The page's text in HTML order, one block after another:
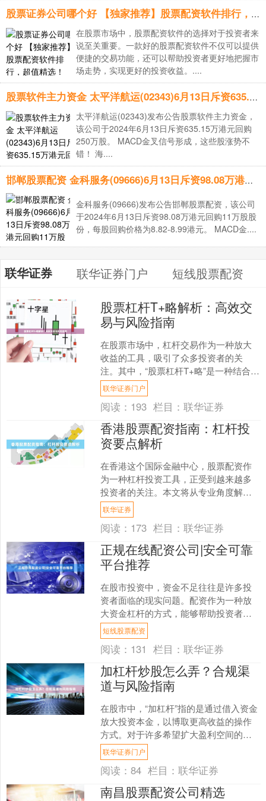
股票证券公司哪个好 【独家推荐】股票配资软件排行，超值精选！
在股票市场中，股票配资软件的选择对于投资者来
说至关重要。一款好的股票配资软件不仅可以提供
便捷的交易功能，还可以帮助投资者更好地把握市
场走势，实现更好的投资收益。....
股票软件主力资金 太平洋航运(02343)6月13日斥资635.15万港元回购250万股
太平洋航运(02343)发布公告股票软件主力资金，
该公司于2024年6月13日斥资635.15万港元回购
250万股。 MACD金叉信号形成，这些股涨势不
错！ 海....
邯郸股票配资 金科服务(09666)6月13日斥资98.08万港元回购11万股
金科服务(09666)发布公告邯郸股票配资，该公司
于2024年6月13日斥资98.08万港元回购11万股股
份，每股回购价格为8.82-8.99港元。 MACD金....
联华证券 联华证券门户 短线股票配资
股票杠杆T+略解析：高效交
易与风险指南
在股票市场中，杠杆交易作为一种放大
收益的工具，吸引了众多投资者的关
注。其中，“股票杠杆T+略”是一种结合杠
杆与T+0（当日回转交易）理念的操作策
略，旨在提高资金....
联华证券门户
阅读： 193 栏目：联华证券
香港股票配资指南：杠杆投
资要点解析
在香港这个国际金融中心，股票配资作
为一种杠杆投资工具，正受到越来越多
投资者的关注。本文将从专业角度解析
香港股票配资的核心要点，帮助投资者
更好地理解这一投资方式。....
联华证券
阅读： 173 栏目：联华证券
正规在线配资公司|安全可靠
平台推荐
在股市投资中，资金不足往往是许多投
资者面临的现实问题。配资作为一种放
大资金杠杆的方式，能够帮助投资者在
行情向好时获得更高的收益。然而，市
场上配资平台鱼龙混杂，如....
短线股票配资
阅读： 131 栏目：联华证券
加杠杆炒股怎么弄？合规渠
道与风险指南
在股市中，“加杠杆”指的是通过借入资金
放大投资本金，以博取更高收益的操作
方式。对于许多希望扩大盈利空间的投
资者来说，杠杆操作确实充满诱惑。但
必须明确：杠杆是一把....
联华证券门户
阅读：84 栏目：联华证券
南昌股票配资公司精选